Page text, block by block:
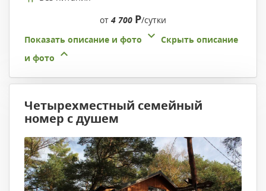
от 4 700 Р/сутки
Показать описание и фото
Скрыть описание
и фото
Четырехместный семейный
номер с душем